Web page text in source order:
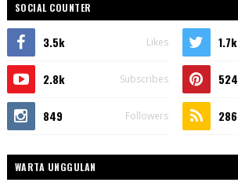
SOCIAL COUNTER
3.5k Likes 1.7k
2.8k Subscribes 524
849 Followers 286
WARTA UNGGULAN